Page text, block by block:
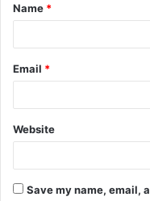
*
Name *
Email *
Website
Save my name, email,